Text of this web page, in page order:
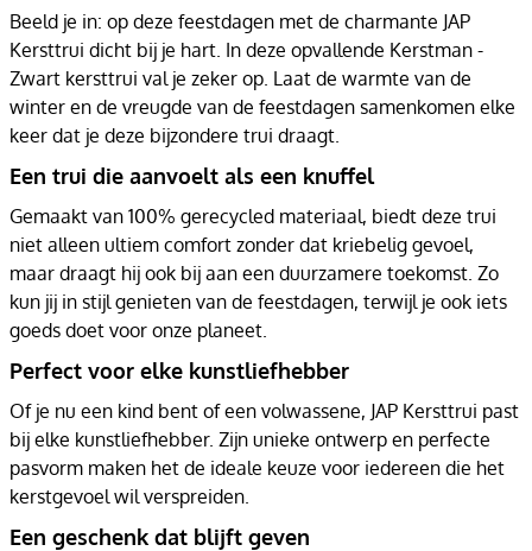
Beeld je in: op deze feestdagen met de charmante JAP
Kersttrui dicht bij je hart. In deze opvallende Kerstman -
Zwart kersttrui val je zeker op. Laat de warmte van de
winter en de vreugde van de feestdagen samenkomen elke
keer dat je deze bijzondere trui draagt.
Een trui die aanvoelt als een knuffel
Gemaakt van 100% gerecycled materiaal, biedt deze trui
niet alleen ultiem comfort zonder dat kriebelig gevoel,
maar draagt hij ook bij aan een duurzamere toekomst. Zo
kun jij in stijl genieten van de feestdagen, terwijl je ook iets
goeds doet voor onze planeet.
Perfect voor elke kunstliefhebber
Of je nu een kind bent of een volwassene, JAP Kersttrui past
bij elke kunstliefhebber. Zijn unieke ontwerp en perfecte
pasvorm maken het de ideale keuze voor iedereen die het
kerstgevoel wil verspreiden.
Een geschenk dat blijft geven